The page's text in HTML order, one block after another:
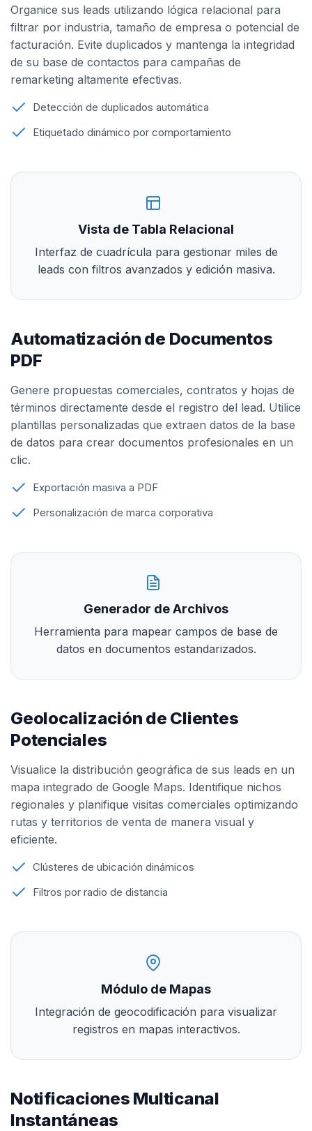
Organice sus leads utilizando lógica relacional para
filtrar por industria, tamaño de empresa o potencial de
facturación. Evite duplicados y mantenga la integridad
de su base de contactos para campañas de
remarketing altamente efectivas.
Detección de duplicados automática
Etiquetado dinámico por comportamiento
Vista de Tabla Relacional
Interfaz de cuadrícula para gestionar miles de
leads con filtros avanzados y edición masiva.
Automatización de Documentos
PDF
Genere propuestas comerciales, contratos y hojas de
términos directamente desde el registro del lead. Utilice
plantillas personalizadas que extraen datos de la base
de datos para crear documentos profesionales en un
clic.
Exportación masiva a PDF
Personalización de marca corporativa
Generador de Archivos
Herramienta para mapear campos de base de
datos en documentos estandarizados.
Geolocalización de Clientes
Potenciales
Visualice la distribución geográfica de sus leads en un
mapa integrado de Google Maps. Identifique nichos
regionales y planifique visitas comerciales optimizando
rutas y territorios de venta de manera visual y
eficiente.
Clústeres de ubicación dinámicos
Filtros por radio de distancia
Módulo de Mapas
Integración de geocodificación para visualizar
registros en mapas interactivos.
Notificaciones Multicanal
Instantáneas